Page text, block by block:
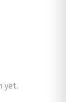
yet.